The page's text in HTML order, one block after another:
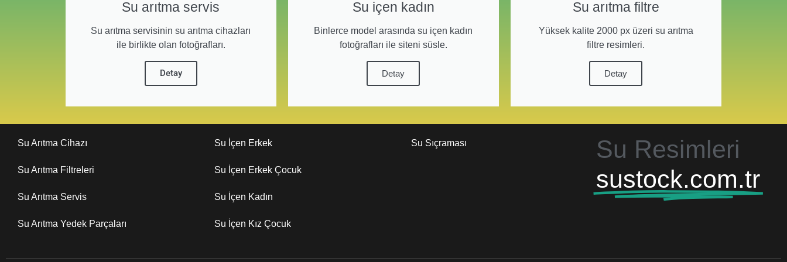
Su arıtma servis
Su arıtma servisinin su arıtma cihazları
ile birlikte olan fotoğrafları.
Detay
Su içen kadın
Binlerce model arasında su içen kadın
fotoğrafları ile siteni süsle.
Detay
Su arıtma filtre
Yüksek kalite 2000 px üzeri su arıtma
filtre resimleri.
Detay
Su Arıtma Cihazı
Su Arıtma Filtreleri
Su Arıtma Servis
Su Arıtma Yedek Parçaları
Su İçen Erkek
Su İçen Erkek Çocuk
Su İçen Kadın
Su İçen Kız Çocuk
Su Sıçraması
Su Resimleri
sustock.com.tr